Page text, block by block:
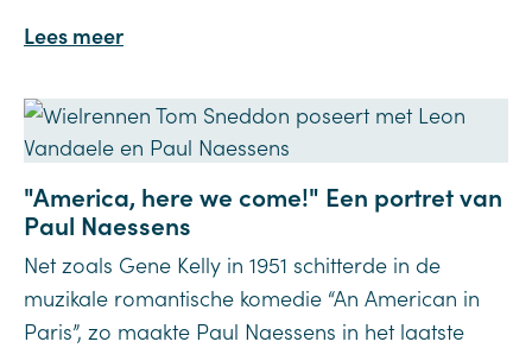
Lees meer
"America, here we come!" Een portret van
Paul Naessens
Net zoals Gene Kelly in 1951 schitterde in de
muzikale romantische komedie “An American in
Paris”, zo maakte Paul Naessens in het laatste